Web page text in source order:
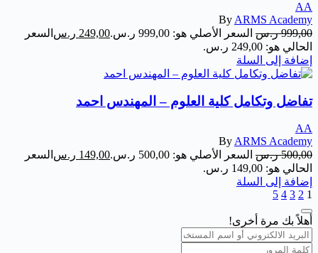
AA
By ARMS Academy
999,00 ر.س السعر الأصلي هو: 999,00 ر.س. 249,00 ر.س السعر
الحالي هو: 249,00 ر.س.
إضافة إلى السلة
تفاضل وتكامل كلية العلوم – المهندس احمد
AA
ByARMS Academy
500,00 ر.س السعر الأصلي هو: 500,00 ر.س. 149,00 ر.س السعر
الحالي هو: 149,00 ر.س.
إضافة إلى السلة
1
2
3
4
5
أهلاً بك مرة أخرى!